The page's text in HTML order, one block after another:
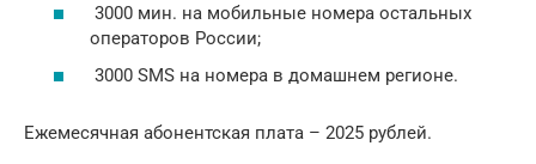
3000 мин. на мобильные номера остальных
операторов России;
3000 SMS на номера в домашнем регионе.
Ежемесячная абонентская плата – 2025 рублей.